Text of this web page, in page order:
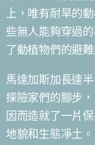
上，唯有耐旱的
些無人能夠穿過
了動植物們的避難
馬達加斯加長達
探險家們的腳步，
因而造就了一片
地貌和生態凈土